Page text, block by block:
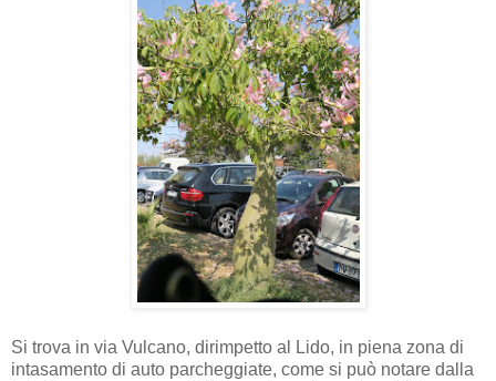
Si trova in via Vulcano, dirimpetto al Lido, in piena zona di
intasamento di auto parcheggiate, come si può notare dalla